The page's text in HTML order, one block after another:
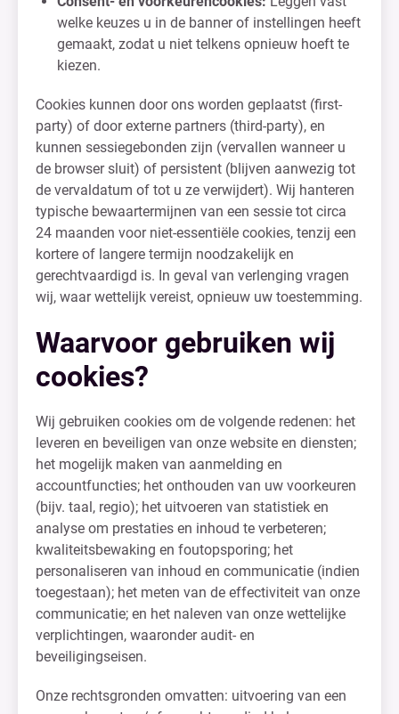
welke keuzes u in de banner of instellingen heeft
gemaakt, zodat u niet telkens opnieuw hoeft te
kiezen.
Cookies kunnen door ons worden geplaatst (first-
party) of door externe partners (third-party), en
kunnen sessiegebonden zijn (vervallen wanneer u
de browser sluit) of persistent (blijven aanwezig tot
de vervaldatum of tot u ze verwijdert). Wij hanteren
typische bewaartermijnen van een sessie tot circa
24 maanden voor niet-essentiële cookies, tenzij een
kortere of langere termijn noodzakelijk en
gerechtvaardigd is. In geval van verlenging vragen
wij, waar wettelijk vereist, opnieuw uw toestemming.
Waarvoor gebruiken wij
cookies?
Wij gebruiken cookies om de volgende redenen: het
leveren en beveiligen van onze website en diensten;
het mogelijk maken van aanmelding en
accountfuncties; het onthouden van uw voorkeuren
(bijv. taal, regio); het uitvoeren van statistiek en
analyse om prestaties en inhoud te verbeteren;
kwaliteitsbewaking en foutopsporing; het
personaliseren van inhoud en communicatie (indien
toegestaan); het meten van de effectiviteit van onze
communicatie; en het naleven van onze wettelijke
verplichtingen, waaronder audit- en
beveiligingseisen.
Onze rechtsgronden omvatten: uitvoering van een